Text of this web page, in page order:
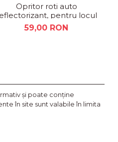
Opritor roti auto
pentru locul
de parcare sau blocare roti
59,00 RON
şi poate conţine
în site sunt valabile în limita